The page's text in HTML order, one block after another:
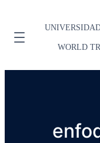
WORLD